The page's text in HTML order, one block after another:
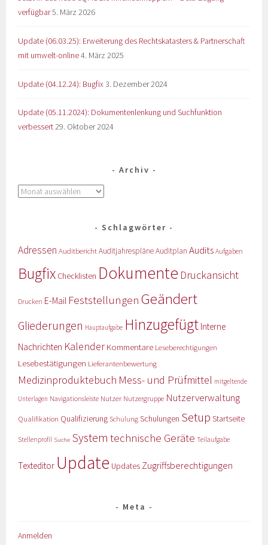
verfügbar5. März 2026
Update (06.03.25): Erweiterung des Rechtskatasters & Partnerschaft
mit umwelt-online4. März 2025
Update (04.12.24): Bugfix 3. Dezember 2024
Update (05.11.2024): Dokumentenlenkung und Suchfunktion
verbessert29. Oktober 2024
Archiv
Schlagwörter
Adressen AuditberichtAuditjahrespläneAuditplan Audits Aufgaben
Bugfix Checklisten Dokumente Druckansicht
Drucken E-Mail Feststellungen Geändert
Gliederungen Hauptaufgabe Hinzugefügt Interne
Nachrichten KalenderKommentare Leseberechtigungen
Lesebestätigungen Lieferantenbewertung
Medizinproduktebuch Mess- und Prüfmittel mitgeltende
Unterlagen Navigationsleiste Nutzer Nutzergruppe Nutzerverwaltung
Qualifikation Qualifizierung Schulung Schulungen Setup Startseite
Stellenprofil Suche System technische Geräte Teilaufgabe
Texteditor Update Updates Zugriffsberechtigungen
Meta
Anmelden